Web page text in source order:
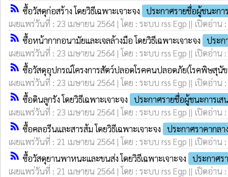
rss_feed ซื้อวัสดุก่อสร้าง โดยวิธีเฉพาะเจาะจง
ประกาศรายชื่อผู้ชนะกา
เผยแพร่วันที่ : 23 เมษายน 2564 | โดย : ระบบ rss Egp || เปิดอ่าน
rss_feed ซื้อหน้ากากอนามัยและเจลล้างมือ โดยวิธีเฉพาะเจาะจง
ประก
เผยแพร่วันที่ : 23 เมษายน 2564 | โดย : ระบบ rss Egp || เปิดอ่าน
rss_feed ซื้อวัสดุอุปกรณ์โครงการสัตว์ปลอดโรคคนปลอดภัย(โรคพิษสุนัข
เผยแพร่วันที่ : 23 เมษายน 2564 | โดย : ระบบ rss Egp || เปิดอ่าน
rss_feed ซื้อดินลูกรัง โดยวิธีเฉพาะเจาะจง
ประกาศรายชื่อผู้ชนะการเส
เผยแพร่วันที่ : 23 เมษายน 2564 | โดย : ระบบ rss Egp || เปิดอ่าน
rss_feed ซื้อคลอรีนและสารส้ม โดยวิธีเฉพาะเจาะจง
ประกาศราคากลา
เผยแพร่วันที่ : 21 เมษายน 2564 | โดย : ระบบ rss Egp || เปิดอ่าน
rss_feed ซื้อวัสดุยานพาหนะและขนส่ง โดยวิธีเฉพาะเจาะจง
ประกาศร
เผยแพร่วันที่ : 21 เมษายน 2564 | โดย : ระบบ rss Egp || เปิดอ่าน